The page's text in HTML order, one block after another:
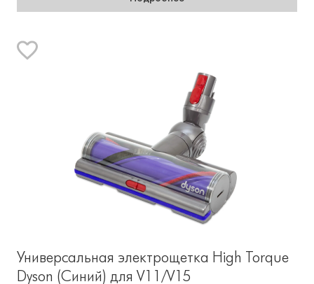
Универсальная электрощетка High Torque
Dyson (Синий) для V11/V15